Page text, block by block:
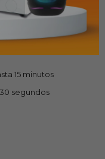
15 minutos
segundos